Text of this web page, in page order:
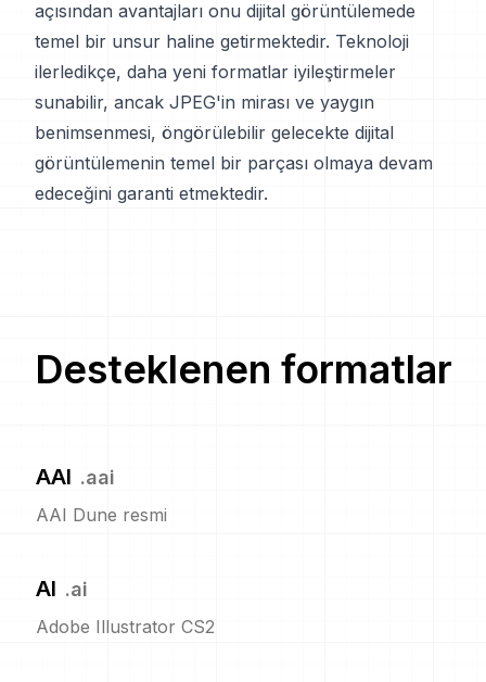
açısından avantajları onu dijital görüntülemede
temel bir unsur haline getirmektedir. Teknoloji
ilerledikçe, daha yeni formatlar iyileştirmeler
sunabilir, ancak JPEG'in mirası ve yaygın
benimsenmesi, öngörülebilir gelecekte dijital
görüntülemenin temel bir parçası olmaya devam
edeceğini garanti etmektedir.
Desteklenen formatlar
AAI .aai
AAI Dune resmi
AI .ai
Adobe Illustrator CS2